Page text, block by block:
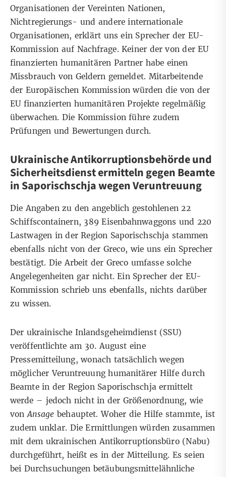
Organisationen der Vereinten Nationen,
Nichtregierungs- und andere internationale
Organisationen, erklärt uns ein Sprecher der EU-
Kommission auf Nachfrage. Keiner der von der EU
finanzierten humanitären Partner habe einen
Missbrauch von Geldern gemeldet. Mitarbeitende
der Europäischen Kommission würden die von der
EU finanzierten humanitären Projekte regelmäßig
überwachen. Die Kommission führe zudem
Prüfungen und Bewertungen durch.
Ukrainische Antikorruptionsbehörde und
Sicherheitsdienst ermitteln gegen Beamte
in Saporischschja wegen Veruntreuung
Die Angaben zu den angeblich gestohlenen 22
Schiffscontainern, 389 Eisenbahnwaggons und 220
Lastwagen in der Region Saporischschja stammen
ebenfalls nicht von der Greco, wie uns ein Sprecher
bestätigt. Die Arbeit der Greco umfasse solche
Angelegenheiten gar nicht. Ein Sprecher der EU-
Kommission schrieb uns ebenfalls, nichts darüber
zu wissen.
Der ukrainische Inlandsgeheimdienst (SSU)
veröffentlichte am 30. August eine
Pressemitteilung, wonach tatsächlich wegen
möglicher Veruntreuung humanitärer Hilfe durch
Beamte in der Region Saporischschja ermittelt
werde – jedoch nicht in der Größenordnung, wie
vonAnsage behauptet. Woher die Hilfe stammte, ist
zudem unklar. Die Ermittlungen würden zusammen
mit dem ukrainischen Antikorruptionsbüro (Nabu)
durchgeführt, heißt es in der Mitteilung. Es seien
bei Durchsuchungen betäubungsmittelähnliche